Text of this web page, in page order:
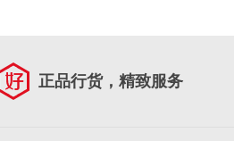
正品行货，精致服务